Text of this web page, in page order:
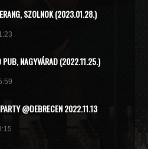
SZOLNOK (2023.01.28.)
PUB, NAGYVÁRAD (2022.11.25.)
@DEBRECEN 2022.11.13